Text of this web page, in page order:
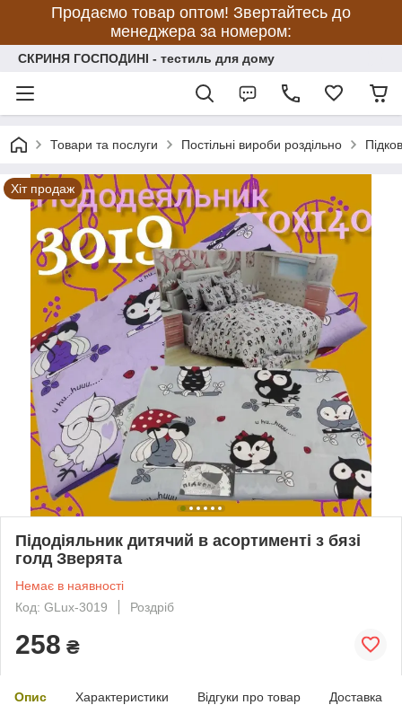
Продаємо товар оптом! Звертайтесь до
менеджера за номером:
СКРИНЯ ГОСПОДИНІ - тестиль для дому
Товари та послуги Постільні вироби роздільно
Хіт продаж
Підодіяльник дитячий в асортименті з бязі
голд Зверята
Немає в наявності
Код: GLux-3019
Роздріб
258 ₴
Опис Характеристики Відгуки про товар Доставка